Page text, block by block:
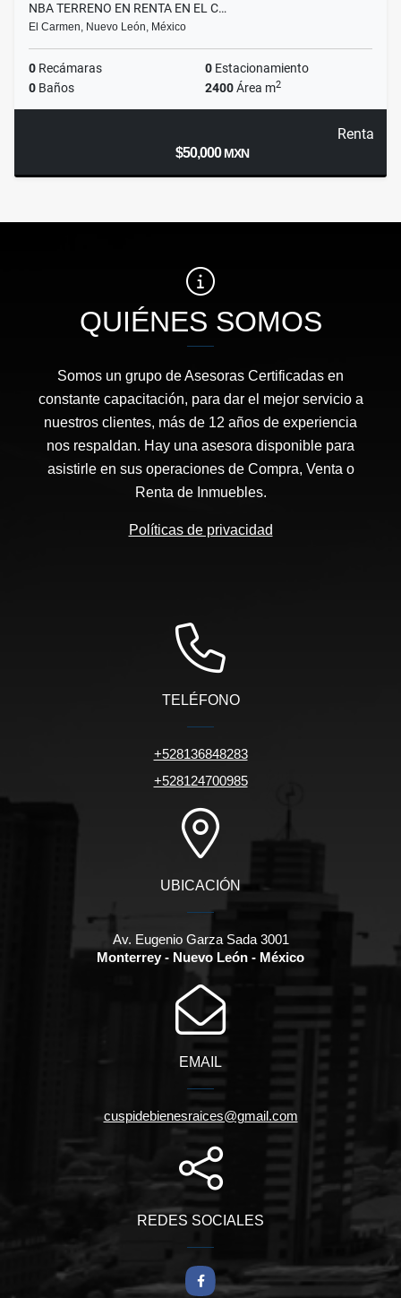
NBA TERRENO EN RENTA EN EL C…
El Carmen, Nuevo León, México
0 Recámaras 0 Estacionamiento
0 Baños 2400Área m2
Renta
$50,000MXN
QUIÉNES SOMOS
Somos un grupo de Asesoras Certificadas en
constante capacitación, para dar el mejor servicio a
nuestros clientes, más de 12 años de experiencia
nos respaldan. Hay una asesora disponible para
asistirle en sus operaciones de Compra, Venta o
Renta de Inmuebles.
Políticas de privacidad
TELÉFONO
+528136848283
+528124700985
UBICACIÓN
Av. Eugenio Garza Sada 3001
Monterrey - Nuevo León - México
EMAIL
cuspidebienesraices@gmail.com
REDES SOCIALES
Facebook